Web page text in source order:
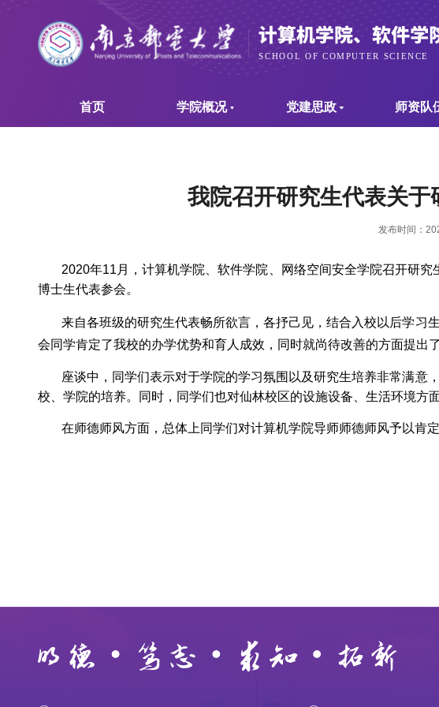
首页 学院概况 党建思政 师资队
我院召开研究生代表关
发布时间：
2020年11 月，计算机学院、软件学院、网络空间安全学院召开研
博士生代表参会。
来自各班级的研究生代表畅所欲言，各抒己见，结合入校以后学习
会同学肯定了我校的办学优势和育人成效，同时就尚待改善的方面提出
座谈中，同学们表示对于学院的学习氛围以及研究生培养非常满
校、学院的培养。同时，同学们也对仙林校区的设施设备、生活环境方
在师德师风方面，总体上同学们对计算机学院导师师德师风予以肯